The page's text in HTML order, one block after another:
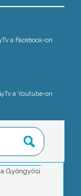
a Facebook-on
a Youtube-on
Gyöngyösi